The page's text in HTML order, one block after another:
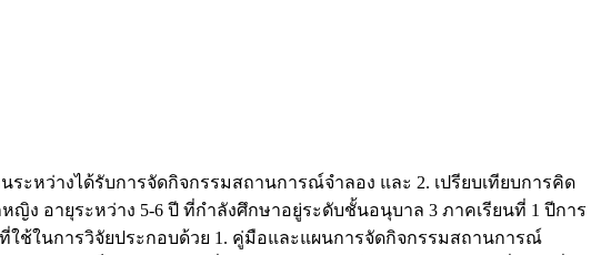
หว่างได้รับการจัดกิจกรรมสถานการณ์จำลอง และ 2. เปรียบเทียบการคิด
อายุระหว่าง 5-6 ปี ที่กำลังศึกษาอยู่ระดับชั้นอนุบาล 3 ภาคเรียนที่ 1 ปีการ
ใช้ในการวิจัยประกอบด้วย 1. คู่มือและแผนการจัดกิจกรรมสถานการณ์